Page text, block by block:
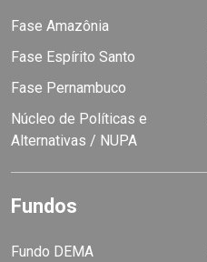
Fase Amazônia
Fase Espírito Santo
Fase Pernambuco
Núcleo de Políticas e
Alternativas / NUPA
Fundos
Fundo DEMA